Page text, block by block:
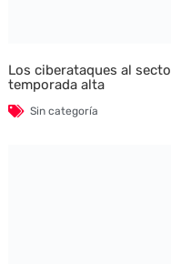
Los ciberataques al
temporada alta
Sin categoría